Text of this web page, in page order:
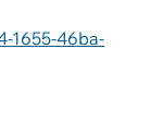
1655-46ba-